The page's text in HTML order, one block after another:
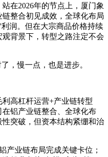
在2026年的节点上，厦门象
整合初见成效，全球化布局
润。但在大宗商品价格持续
背景下，转型之路注定不会
，慢一点，也是进步。
利高杠杆运营+产业链转型
铝产业链整合、全球化布
突破，但资本结构紧绷和治
产业链布局完成关键卡位；